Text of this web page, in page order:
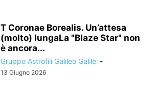
T Coronae Borealis. Un’attesa
(molto) lungaLa "Blaze Star" non
è ancora...
Gruppo Astrofili Galileo Galilei -
13 Giugno 2026